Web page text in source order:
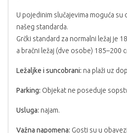
U pojedinim slučajevima moguća su
našeg standarda.
Grčki standard za normalni ležaj je
a bračni ležaj (dve osobe) 185–200
Ležaljke i suncobrani: na plaži uz
Parking: Objekat ne poseduje
Usluga: najam.
Važna napomena: Gosti su u